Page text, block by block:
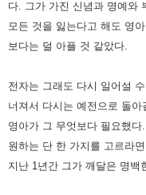
다.
그가 가진 신념과 명예와
모든 것을 잃는다고 해도 영
보다는 덜 아플 것 같았다.
전자는 그래도 다시 일어설
너져서 다시는 예전으로 돌
영아가 그 무엇보다 필요했다.
원하는 단 한 가지를 고르라
지난 1년간 그가 깨달은 명백